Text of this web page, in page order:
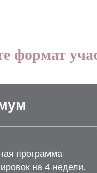
формат
программа
на 4 недели.